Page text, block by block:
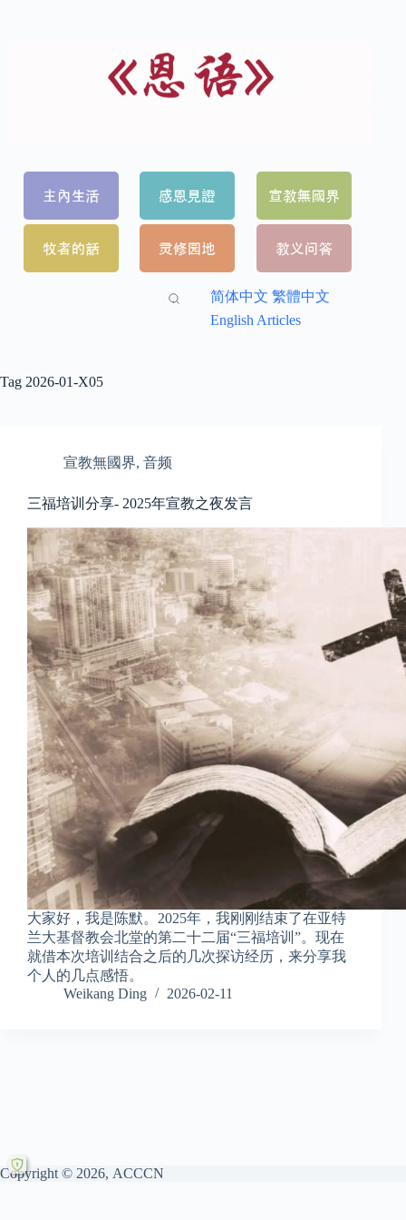
简体中文 繁體中文
English Articles
Tag 2026-01-X05
宣教無國界, 音频
三福培训分享- 2025年宣教之夜发言
大家好，我是陈默。2025年，我刚刚结束了在亚特
兰大基督教会北堂的第二十二届“三福培训”。现在
就借本次培训结合之后的几次探访经历，来分享我
个人的几点感悟。
Weikang Ding
2026-02-11
Copyright © 2026, ACCCN